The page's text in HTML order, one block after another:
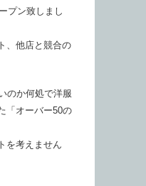
プン致しまし
、他店と競合の
のか何処で洋服
「オーバー50の
を考えません